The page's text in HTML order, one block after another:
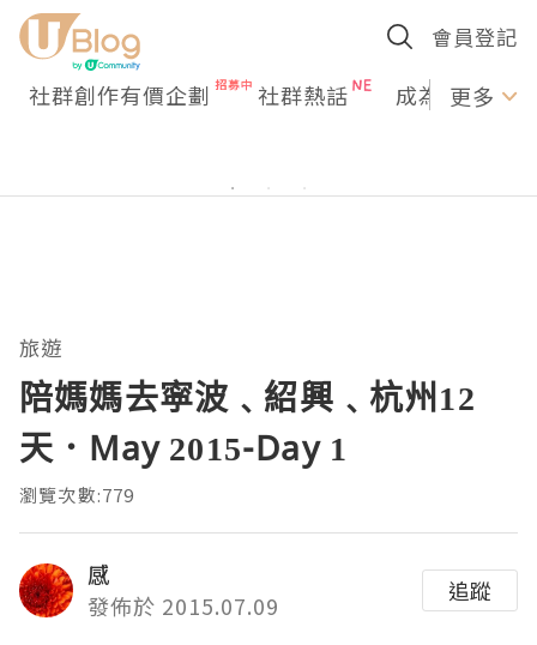
會員登記
社群創作有價企劃 社群熱話 成為U更多
旅遊
陪媽媽去寜波﹑紹興﹑杭州12
天．May 2015-Day 1
瀏覽次數:779
感
發佈於 2015.07.09
追蹤